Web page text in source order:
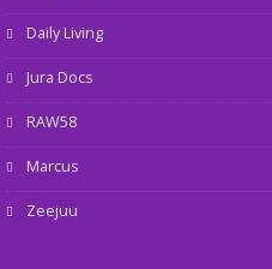
Daily Living
Jura Docs
RAW58
Marcus
Zeejuu